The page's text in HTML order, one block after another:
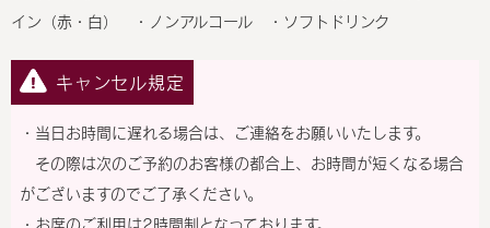
イン（赤・白） ・ノンアルコール ・ソフトドリンク
キャンセル規定
・当日お時間に遅れる場合は、ご連絡をお願いいたします。
その際は次のご予約のお客様の都合上、お時間が短くなる場合
がございますのでご了承ください。
・お席のご利用は2時間制となっております。